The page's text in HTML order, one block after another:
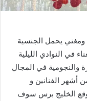
ومغني يحمل الجنسية
في النوادي الليلية
والنجومية في المجال
أشهر الفنانين و
الخليج برس سوف